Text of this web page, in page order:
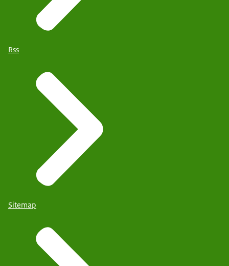
Rss
Sitemap